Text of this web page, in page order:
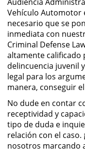
DUI
DUI
Drug
Dry
DUI
Vehículo Automotor
necesario que se
inmediata con
Criminal Defense
altamente calificado
delincuencia juvenil
legal para los
manera, conseguir
No dude en contar
receptividad y
tipo de duda e
relación con el caso.
nosotros marcando